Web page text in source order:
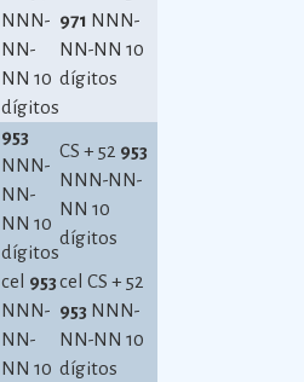
NNN-
NN-
NN 10
dígitos
971 NNN-
NN-NN 10
dígitos
953
NNN-
NN-
NN 10
dígitos
CS + 52 953
NNN-NN-
NN 10
dígitos
cel 953
NNN-
NN-
NN 10
cel CS + 52
953 NNN-
NN-NN 10
dígitos